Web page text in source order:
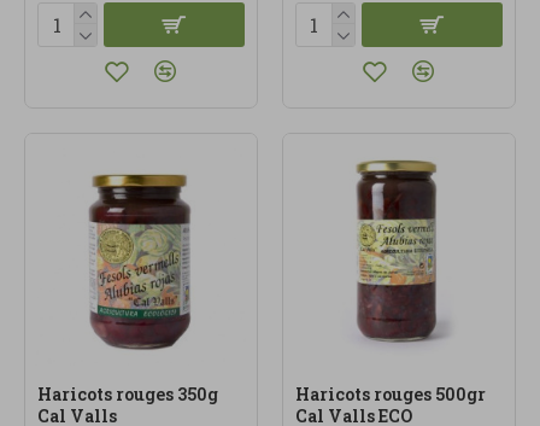
Haricots rouges 350g
Cal Valls
Haricots rouges 500gr
Cal Valls ECO